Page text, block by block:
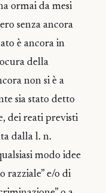
ormai da mesi
senza ancora
è ancora in
della
non si è a
sia stato detto
dei reati previsti
dalla l. n.
modo idee
razziale” e/o di